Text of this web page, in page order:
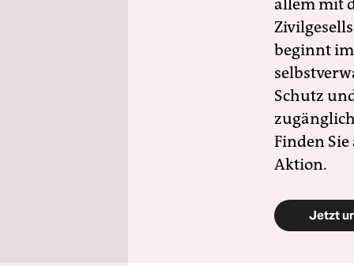
allem mit
beginnt
Schutz
Finden
Aktion.
Jetzt